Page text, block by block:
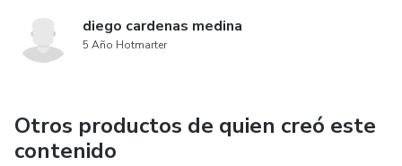
diego cardenas medina
5 Año Hotmarter
Otros productos de quien creó este
contenido